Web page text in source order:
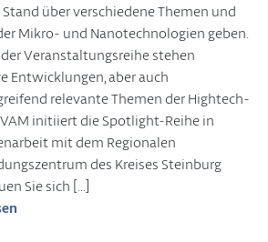
über verschiedene Themen und
Mikro- und Nanotechnologien geben.
Veranstaltungsreihe stehen
Entwicklungen, aber auch
relevante Themen der Hightech-
initiiert die Spotlight-Reihe in
mit dem Regionalen
des Kreises Steinburg
Sie sich […]